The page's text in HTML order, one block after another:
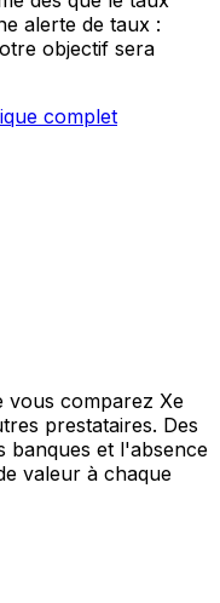
alerte de taux :
objectif sera
complet
vous comparez Xe
prestataires. Des
banques et l'absence
valeur à chaque